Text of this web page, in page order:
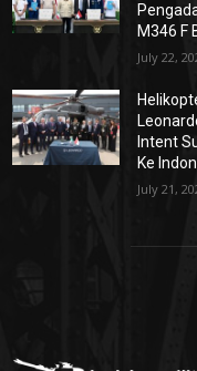
M346 F
July 22,
Intent
Ke
July 21,